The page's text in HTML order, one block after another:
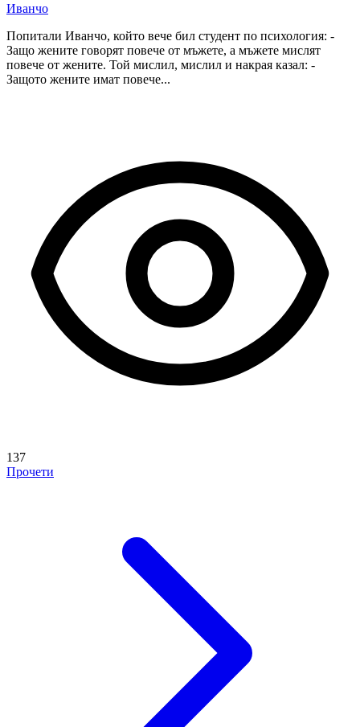
Иванчо
Попитали Иванчо, който вече бил студент по психология: -
Защо жените говорят повече от мъжете, а мъжете мислят
повече от жените. Той мислил, мислил и накрая казал: -
Защото жените имат повече...
137
Прочети